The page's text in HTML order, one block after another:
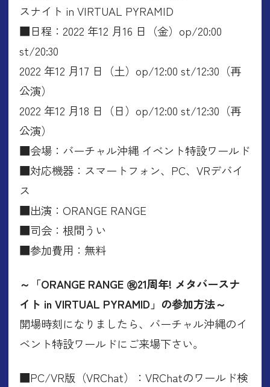
スナイト in VIRTUAL PYRAMID
■日程：2022 年12 月16 日（金）op/20:00
st/20:30
2022 年12 月17 日（土）op/12:00 st/12:30（再
公演）
2022 年12 月18 日（日）op/12:00 st/12:30（再
公演）
■会場：バーチャル沖縄 イベント特設ワールド
■対応機器：スマートフォン、PC、VRデバイ
ス
■出演：ORANGE RANGE
■司会：根間うい
■参加費用：無料
～「ORANGE RANGE ㊗21周年! メタバースナ
イト in VIRTUAL PYRAMID」の参加方法～
開場時刻になりましたら、バーチャル沖縄のイ
ベント特設ワールドにご来場下さい。
■PC/VR版（VRChat）：VRChatのワールド検